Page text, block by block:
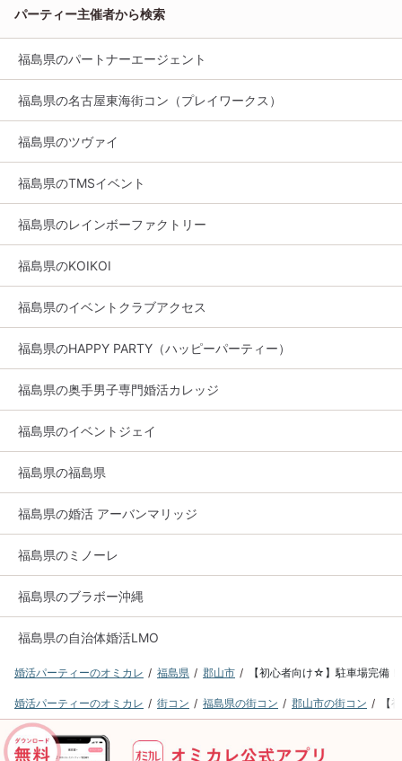
パーティー主催者から検索
福島県のパートナーエージェント
福島県の名古屋東海街コン（プレイワークス）
福島県のツヴァイ
福島県のTMSイベント
福島県のレインボーファクトリー
福島県のKOIKOI
福島県のイベントクラブアクセス
福島県のHAPPY PARTY（ハッピーパーティー）
福島県の奥手男子専門婚活カレッジ
福島県のイベントジェイ
福島県の福島県
福島県の婚活 アーバンマリッジ
福島県のミノーレ
福島県のブラボー沖縄
福島県の自治体婚活LMO
婚活パーティーのオミカレ 福島県 郡山市 【初心者向け☆】駐車場完備
婚活パーティーのオミカレ 街コン 福島県の街コン 郡山市の街コン 【